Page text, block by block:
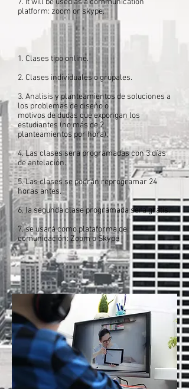
7. It will be used as a communication
platform: zoom or skype.
1. Clases tipo online.
2. Clases individuales o grupales.
3. Analisis y planteamientos de soluciones a
los problemas de diseño o
motivos de dudas que expongan los
estudiantes (no más de 2
planteamientos por hora).
4. Las clases sera programadas con 3 días
de antelación.
5. Las clases se podrán reprogramar 24
horas antes.
6. la segunda clase programada sera gratis.
7. se usará como plataforma de
comunicación: Zoom o Skype